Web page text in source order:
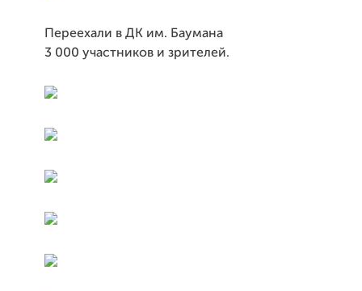
Переехали в ДК им. Баумана
3 000 участников и зрителей.